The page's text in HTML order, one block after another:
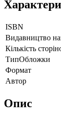
ISBN
Видавництво
Кількість
ТипОбложки
Формат
Автор
Опис